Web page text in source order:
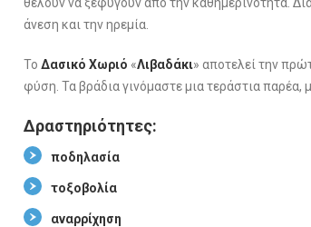
άνεση και την ηρεμία.
Το Δασικό Χωριό «Λιβαδάκι» αποτελεί την
φύση. Τα βράδια γινόμαστε μια τεράστια
Δραστηριότητες:
ποδηλασία
τοξοβολία
αναρρίχηση